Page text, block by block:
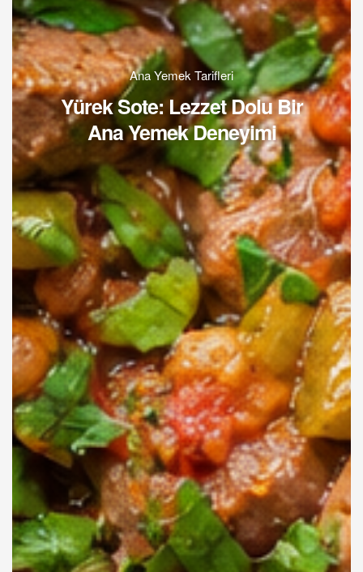
Ana Yemek Tarifleri
Yürek Sote: Lezzet Dolu Bir
Ana Yemek Deneyimi